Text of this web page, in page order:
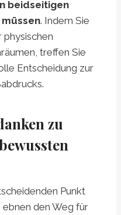
beidseitigen
. Indem Sie
treffen Sie
Entscheidung zur
zu
Punkt
ebnen den Weg für